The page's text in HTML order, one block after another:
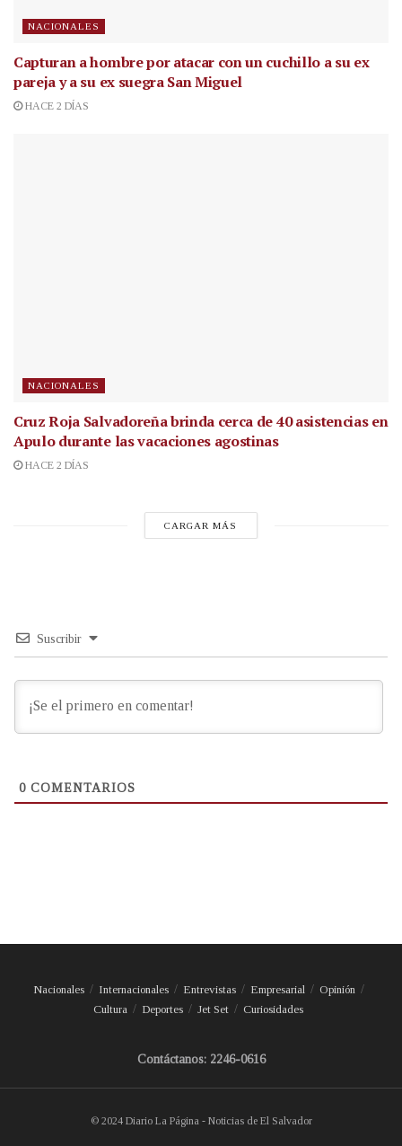
NACIONALES
Capturan a hombre por atacar con un cuchillo a su ex
pareja y a su ex suegra San Miguel
HACE 2 DÍAS
NACIONALES
Cruz Roja Salvadoreña brinda cerca de 40 asistencias en
Apulo durante las vacaciones agostinas
HACE 2 DÍAS
CARGAR MÁS
Suscribir
0 COMENTARIOS
Nacionales Internacionales Entrevistas Empresarial
Opinión
Cultura
Deportes Jet Set Curiosidades
Contáctanos: 2246-0616
© 2024 Diario La Página - Noticias de El Salvador